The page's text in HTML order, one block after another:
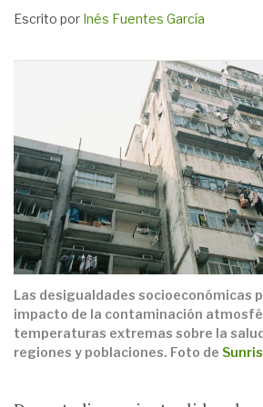
Escrito por Inés Fuentes García
Las desigualdades socioeconómicas
impacto de la contaminación
temperaturas extremas sobre la
regiones y poblaciones. Foto de